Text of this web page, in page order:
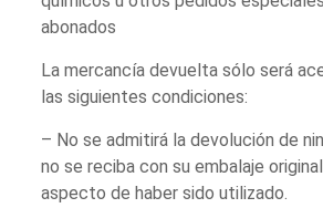
abonados
La mercancía devuelta sólo será
las siguientes condiciones:
– No se admitirá la devolución de
no se reciba con su embalaje
aspecto de haber sido utilizado.